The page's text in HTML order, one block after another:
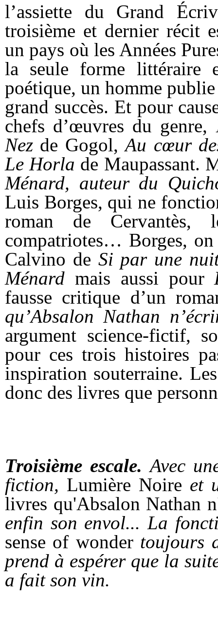
l’assiette du Grand
troisième et dernier récit
un pays où les Années
la seule forme littéraire
poétique, un homme
grand succès. Et pour
chefs d’œuvres du genre,
Nez de Gogol, Au cœur
Le Horla de Maupassant.
Ménard, auteur du
Luis Borges, qui ne
roman de Cervantès,
compatriotes… Borges,
Calvino de Si par une
Ménard mais aussi pour
fausse critique d’un
qu’Absalon Nathan
argument science-fictif,
pour ces trois histoires
inspiration souterraine.
donc des livres que
Troisième escale. Avec
fiction, Lumière Noire et
livres qu'Absalon Nathan
enfin son envol... La
sense of wonder toujours
prend à espérer que la
a fait son vin.